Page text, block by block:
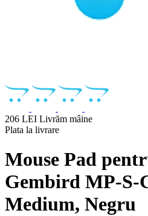
206 LEI Livrăm mâine
Plata la livrare
Mouse Pad
Gembird MP-S-
Medium, Negru